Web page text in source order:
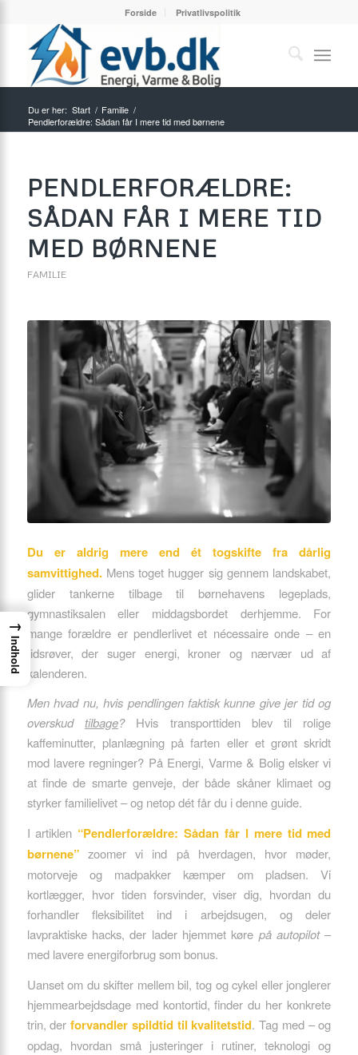
Forside Privatlivspolitik
Du er her: Start / Familie /
Pendlerforældre: Sådan får I mere tid med børnene
PENDLERFORÆLDRE:
SÅDAN FÅR I MERE TID
MED BØRNENE
FAMILIE
Du er aldrig mere end ét togskifte fra dårlig
samvittighed.Mens toget hugger sig gennem landskabet,
glider tankerne tilbage til børnehavens legeplads,
gymnastiksalen eller middagsbordet derhjemme. For
mange forældre er pendlerlivet et nécessaire onde – en
tidsrøver, der suger energi, kroner og nærvær ud af
kalenderen.
Men hvad nu, hvis pendlingen faktisk kunne give jer tid og
overskud tilbage?Hvis transporttiden blev til rolige
kaffeminutter, planlægning på farten eller et grønt skridt
mod lavere regninger? På Energi, Varme & Bolig elsker vi
at finde de smarte genveje, der både skåner klimaet og
styrker familielivet – og netop dét får du i denne guide.
I artiklen “Pendlerforældre: Sådan får I mere tid med
børnene”zoomer vi ind på hverdagen, hvor møder,
motorveje og madpakker kæmper om pladsen. Vi
kortlægger, hvor tiden forsvinder, viser dig, hvordan du
forhandler fleksibilitet ind i arbejdsugen, og deler
lavpraktiske hacks, der lader hjemmet køre på autopilot–
med lavere energiforbrug som bonus.
Uanset om du skifter mellem bil, tog og cykel eller jonglerer
hjemmearbejdsdage med kontortid, finder du her konkrete
trin, derforvandler spildtid til kvalitetstid. Tag med – og
opdag, hvordan små justeringer i rutiner, teknologi og
→
Indhold